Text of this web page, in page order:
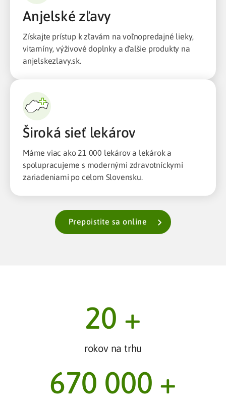
Anjelské zľavy
Získajte prístup k zľavám na voľnopredajné lieky,
vitamíny, výživové doplnky a ďalšie produkty na
anjelskezlavy.sk.
Široká sieť lekárov
Máme viac ako 21 000 lekárov a lekárok a
spolupracujeme s modernými zdravotníckymi
zariadeniami po celom Slovensku.
Prepoistite sa online
rokov na trhu
20 +
670 000 +